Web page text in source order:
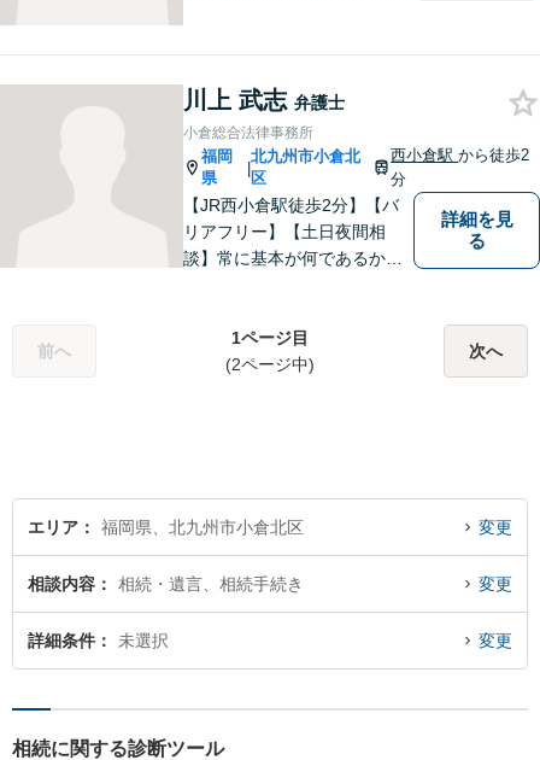
える問題に注力しております
ので、お気軽にご相談くださ
いませ。【駐車場あり】
川上 武志 弁護士
小倉総合法律事務所
福岡
県
|
北九州市小倉北
区
西小倉駅から徒歩2
分
【JR西小倉駅徒歩2分】【バ
リアフリー】【土日夜間相
談】常に基本が何であるかを
ことを忘れずに日々研鑽に努
めてまいりたいと考えており
詳細を見
る
前へ
1ページ目
(2ページ中)
次へ
エリア 福岡県、北九州市小倉北区 変更
相談内容 相続・遺言、相続手続き 変更
詳細条件 未選択 変更
相続に関する診断ツール